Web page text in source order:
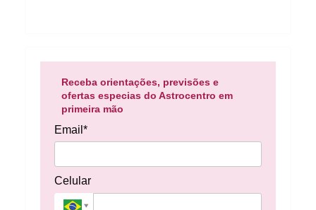
Receba orientações, previsões e
ofertas especias do Astrocentro em
primeira mão
Email*
Celular